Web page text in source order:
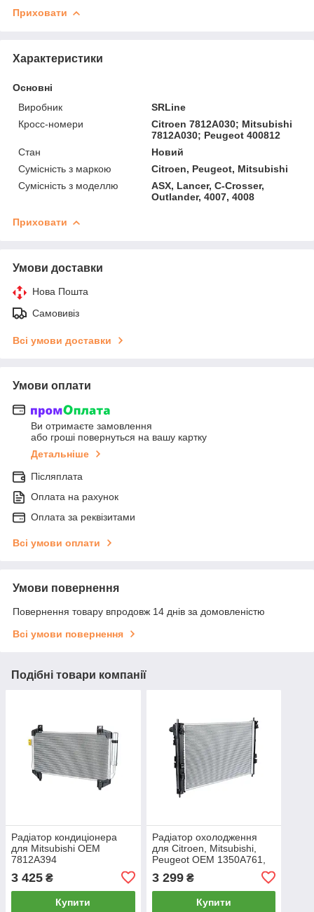
Приховати
Характеристики
Основні
Виробник
SRLine
Кросс-номери
Citroen 7812A030; Mitsubishi
7812A030; Peugeot 400812
Стан
Новий
Сумісність з маркою
Citroen, Peugeot, Mitsubishi
Сумісність з моделлю
ASX, Lancer, C-Crosser,
Outlander, 4007, 4008
Приховати
Умови доставки
Нова Пошта
Самовивіз
Всі умови доставки
Умови оплати
Ви отримаєте замовлення
або гроші повернуться на вашу картку
Детальніше
Післяплата
Оплата на рахунок
Оплата за реквізитами
Всі умови оплати
Умови повернення
Повернення товару впродовж 14 днів за домовленістю
Всі умови повернення
Подібні товари компанії
Радіатор кондиціонера
для Mitsubishi OEM
7812A394
3 425 ₴
Купити
Радіатор охолодження
для Citroen, Mitsubishi,
Peugeot OEM 1350A761,
1611245980, 1611246080
3 299₴
Купити